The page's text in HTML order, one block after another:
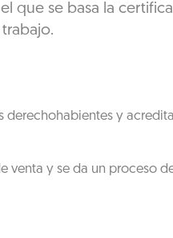
que se basa la
derechohabientes y
y se da un proceso